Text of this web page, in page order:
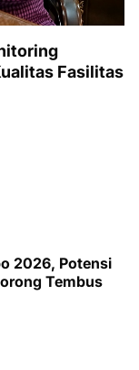
Fasilitas
2026, Potensi
Tembus